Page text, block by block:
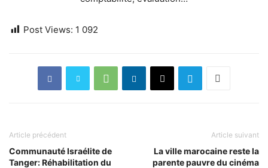
Post Views: 1 092
Article précédent
Communauté Israélite de
Tanger: Réhabilitation du
Article suivant
La ville marocaine reste la
parente pauvre du cinéma